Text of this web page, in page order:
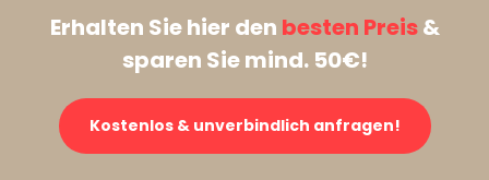
Erhalten Sie hier den besten Preis&
sparen Sie mind. 50€!
Kostenlos & unverbindlich anfragen!